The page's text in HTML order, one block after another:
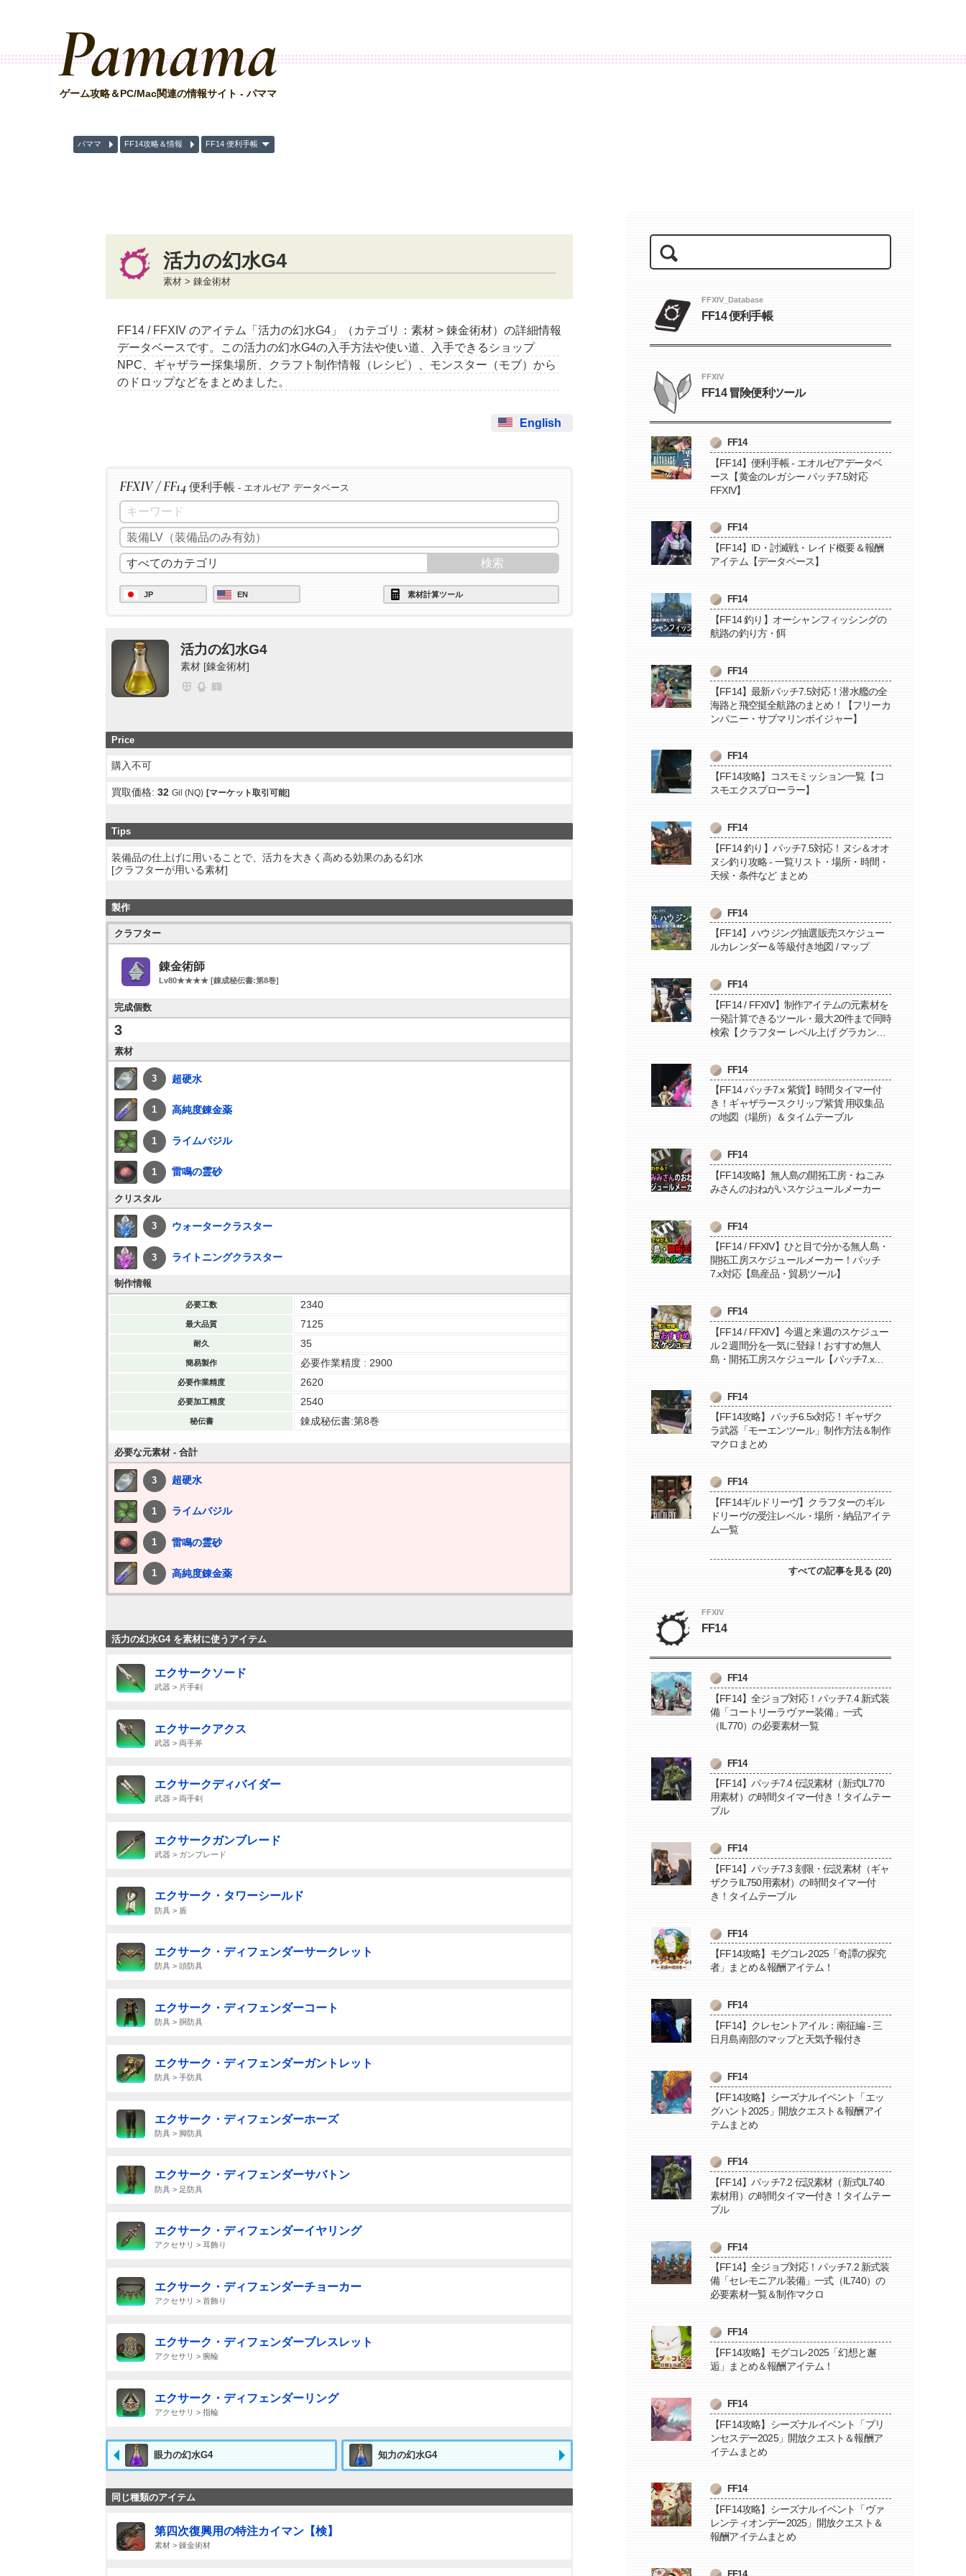
Pamama
ゲーム攻略＆PC/Mac関連の情報サイト - パママ
パママ FF14攻略＆情報 FF14 便利手帳
活力の幻水G4
素材 > 錬金術材
FF14 / FFXIV のアイテム「活力の幻水G4」（カテゴリ：素材 > 錬金術材）の詳細情報
データベースです。この活力の幻水G4の入手方法や使い道、入手できるショップ
NPC、ギャザラー採集場所、クラフト制作情報（レシピ）、モンスター（モブ）から
のドロップなどをまとめました。
English
FFXIV / FF14 便利手帳 - エオルゼア データベース
JP EN 素材計算ツール
活力の幻水G4
素材 [錬金術材]
Price
購入不可
買取価格:32 Gil (NQ) [マーケット取引可能]
Tips
装備品の仕上げに用いることで、活力を大きく高める効果のある幻水
[クラフターが用いる素材]
製作
クラフター
錬金術師
Lv80★★★★ [錬成秘伝書:第8巻]
完成個数
3
素材
3 超硬水
1 高純度錬金薬
1 ライムバジル
1 雷鳴の霊砂
クリスタル
3 ウォータークラスター
3 ライトニングクラスター
制作情報
必要工数 2340
最大品質 7125
耐久 35
簡易製作 必要作業精度 : 2900
必要作業精度 2620
必要加工精度 2540
秘伝書 錬成秘伝書:第8巻
必要な元素材 - 合計
3 超硬水
1 ライムバジル
1 雷鳴の霊砂
1 高純度錬金薬
活力の幻水G4 を素材に使うアイテム
エクサークソード
武器 > 片手剣
エクサークアクス
武器 > 両手斧
エクサークディバイダー
武器 > 両手剣
エクサークガンブレード
武器 > ガンブレード
エクサーク・タワーシールド
防具 > 盾
エクサーク・ディフェンダーサークレット
防具 > 頭防具
エクサーク・ディフェンダーコート
防具 > 胴防具
エクサーク・ディフェンダーガントレット
防具 > 手防具
エクサーク・ディフェンダーホーズ
防具 > 脚防具
エクサーク・ディフェンダーサバトン
防具 > 足防具
エクサーク・ディフェンダーイヤリング
アクセサリ > 耳飾り
エクサーク・ディフェンダーチョーカー
アクセサリ > 首飾り
エクサーク・ディフェンダーブレスレット
アクセサリ > 腕輪
エクサーク・ディフェンダーリング
アクセサリ > 指輪
眼力の幻水G4 知力の幻水G4
同じ種類のアイテム
第四次復興用の特注カイマン【検】
素材 > 錬金術材
FFXIV_Database
FF14 便利手帳
FFXIV
FF14 冒険便利ツール
FF14
【FF14】便利手帳 - エオルゼアデータベ
ース【黄金のレガシー パッチ7.5対応
FFXIV】
FF14
【FF14】ID・討滅戦・レイド概要＆報酬
アイテム【データベース】
FF14
【FF14 釣り】オーシャンフィッシングの
航路の釣り方・餌
FF14
【FF14】最新パッチ7.5対応！潜水艦の全
海路と飛空挺全航路のまとめ！【フリーカ
ンパニー・サブマリンボイジャー】
FF14
【FF14攻略】コスモミッション一覧【コ
スモエクスプローラー】
FF14
【FF14 釣り】パッチ7.5対応！ヌシ＆オオ
ヌシ釣り攻略 - 一覧リスト・場所・時間・
天候・条件など まとめ
FF14
【FF14】ハウジング抽選販売スケジュー
ルカレンダー＆等級付き地図 / マップ
FF14
【FF14 / FFXIV】制作アイテムの元素材を
一発計算できるツール・最大20件まで同時
検索【クラフター レベル上げ グラカン納
FF14
【FF14 パッチ7.x 紫貨】時間タイマー付
き！ギャザラースクリップ紫貨 用収集品
の地図（場所）＆タイムテーブル
FF14
【FF14攻略】無人島の開拓工房・ねこみ
みさんのおねがいスケジュールメーカー
FF14
【FF14 / FFXIV】ひと目で分かる無人島・
開拓工房スケジュールメーカー！パッチ
7.x対応【島産品・貿易ツール】
FF14
【FF14 / FFXIV】今週と来週のスケジュー
ル２週間分を一気に登録！おすすめ無人
島・開拓工房スケジュール【パッチ7.x対
FF14
【FF14攻略】パッチ6.5x対応！ギャザク
ラ武器「モーエンツール」制作方法＆制作
マクロまとめ
FF14
【FF14ギルドリーヴ】クラフターのギル
ドリーヴの受注レベル・場所・納品アイテ
ム一覧
すべての記事を見る (20)
FFXIV
FF14
FF14
【FF14】全ジョブ対応！パッチ7.4 新式装
備「コートリーラヴァー装備」一式
（IL770）の必要素材一覧
FF14
【FF14】パッチ7.4 伝説素材（新式IL770
用素材）の時間タイマー付き！タイムテー
ブル
FF14
【FF14】パッチ7.3 刻限・伝説素材（ギャ
ザクラIL750用素材）の時間タイマー付
き！タイムテーブル
FF14
【FF14攻略】モグコレ2025「奇譚の探究
者」まとめ＆報酬アイテム！
FF14
【FF14】クレセントアイル：南征編 - 三
日月島南部のマップと天気予報付き
FF14
【FF14攻略】シーズナルイベント「エッ
グハント2025」開放クエスト＆報酬アイ
テムまとめ
FF14
【FF14】パッチ7.2 伝説素材（新式IL740
素材用）の時間タイマー付き！タイムテー
ブル
FF14
【FF14】全ジョブ対応！パッチ7.2 新式装
備「セレモニアル装備」一式（IL740）の
必要素材一覧＆制作マクロ
FF14
【FF14攻略】モグコレ2025「幻想と邂
逅」まとめ＆報酬アイテム！
FF14
【FF14攻略】シーズナルイベント「プリ
ンセスデー2025」開放クエスト＆報酬ア
イテムまとめ
FF14
【FF14攻略】シーズナルイベント「ヴァ
レンティオンデー2025」開放クエスト＆
報酬アイテムまとめ